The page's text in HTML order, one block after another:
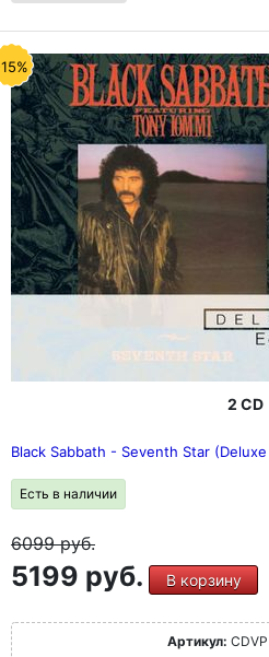
2 CD
Black Sabbath - Seventh Star
Есть в наличии
6099руб.
5199 руб. В корзину
Артикул: